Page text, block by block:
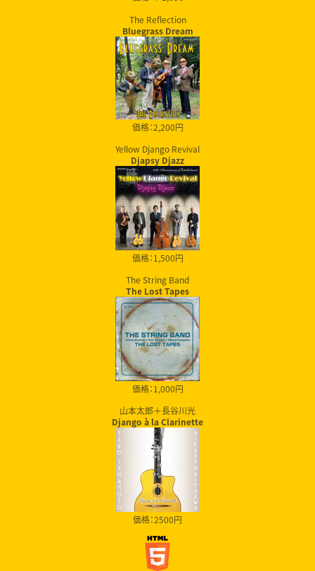
The Reflection
Bluegrass Dream
価格：2,200円
Yellow Django Revival
Djapsy Djazz
価格：1,500円
The String Band
The Lost Tapes
価格：1,000円
山本太郎＋長谷川光
Django à la Clarinette
価格：2500円